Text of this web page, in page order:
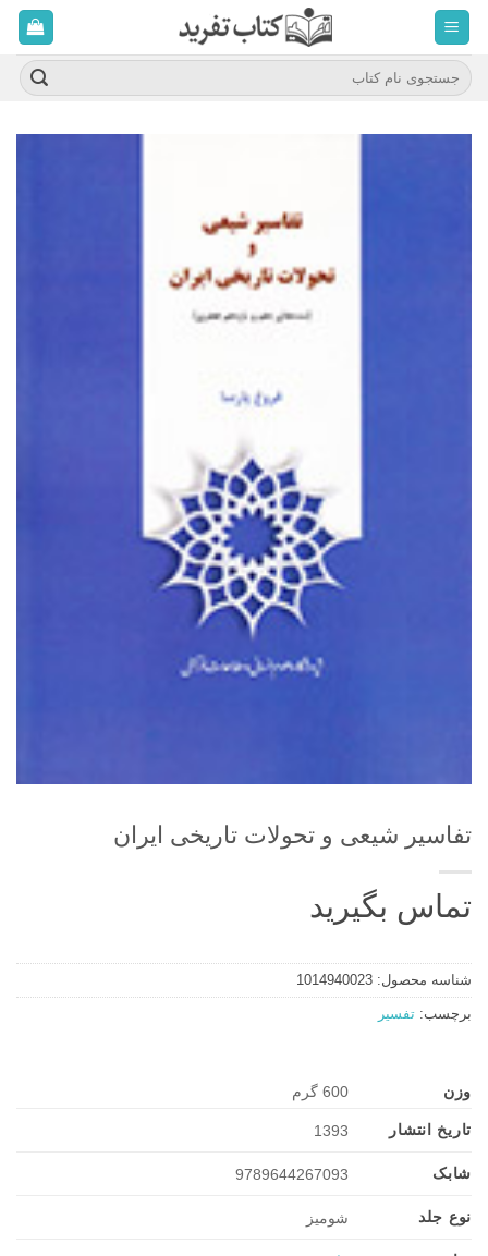
محتوا
برویدجستجو
برای:
تفاسیر شیعی و تحولات تاریخی ایران
تماس بگیرید
شناسه محصول: 1014940023
برچسب: تفسیر
وزن 600 گرم
تاریخ انتشار 1393
شابک 9789644267093
نوع جلد شومیز